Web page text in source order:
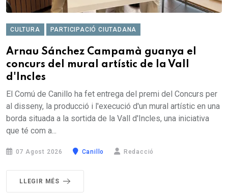
CULTURA PARTICIPACIÓ CIUTADANA
Arnau Sánchez Campamà guanya el
concurs del mural artístic de la Vall
d'Incles
El Comú de Canillo ha fet entrega del premi del Concurs per
al disseny, la producció i l'execució d'un mural artístic en una
borda situada a la sortida de la Vall d'Incles, una iniciativa
que té com a...
07 Agost 2026 Canillo Redacció
LLEGIR MÉS